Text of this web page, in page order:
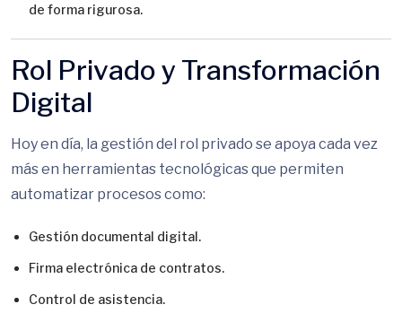
de forma rigurosa.
Rol Privado y Transformación
Digital
Hoy en día, la gestión del rol privado se apoya cada vez
más en herramientas tecnológicas que permiten
automatizar procesos como:
Gestión documental digital.
Firma electrónica de contratos.
Control de asistencia.